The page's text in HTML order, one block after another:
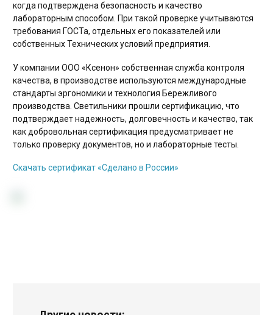
когда подтверждена безопасность и качество
лабораторным способом. При такой проверке учитываются
требования ГОСТа, отдельных его показателей или
собственных Технических условий предприятия.
У компании ООО «Ксенон» собственная служба контроля
качества, в производстве используются международные
стандарты эргономики и технология Бережливого
производства. Светильники прошли сертификацию, что
подтверждает надежность, долговечность и качество, так
как добровольная сертификация предусматривает не
только проверку документов, но и лабораторные тесты.
Скачать сертификат «Сделано в России»